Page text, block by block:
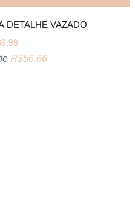
DETALHE VAZADO
R$56,66